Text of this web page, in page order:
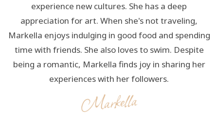
experience new cultures. She has a deep
appreciation for art. When she's not traveling,
Markella enjoys indulging in good food and spending
time with friends. She also loves to swim. Despite
being a romantic, Markella finds joy in sharing her
experiences with her followers.